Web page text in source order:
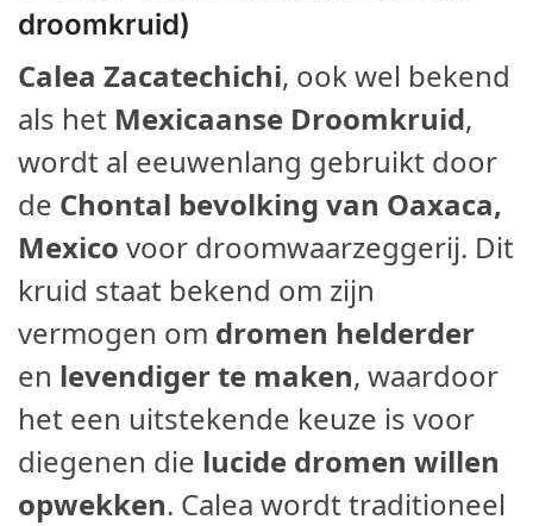
droomkruid)
Calea Zacatechichi, ook wel bekend
als het Mexicaanse Droomkruid,
wordt al eeuwenlang gebruikt door
de Chontal bevolking van Oaxaca,
Mexico voor droomwaarzeggerij. Dit
kruid staat bekend om zijn
vermogen om dromen helderder
en levendigerte maken, waardoor
het een uitstekende keuze is voor
diegenen die lucide dromen willen
opwekken. Calea wordt traditioneel